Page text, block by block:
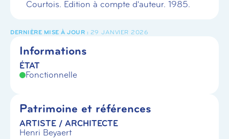
Courtois. Edition à compte d'auteur. 1985.
29 JANVIER 2026
Informations
ÉTAT
Fonctionnelle
Patrimoine et références
ARTISTE / ARCHITECTE
Henri Beyaert